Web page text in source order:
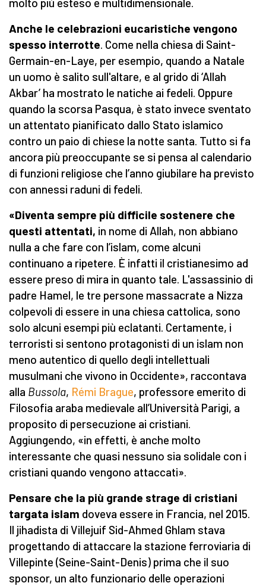
molto più esteso e multidimensionale.
Anche le celebrazioni eucaristiche vengono
spesso interrotte. Come nella chiesa di Saint-
Germain-en-Laye, per esempio, quando a Natale
un uomo è salito sull'altare, e al grido di ‘Allah
Akbar’ ha mostrato le natiche ai fedeli. Oppure
quando la scorsa Pasqua, è stato invece sventato
un attentato pianificato dallo Stato islamico
contro un paio di chiese la notte santa. Tutto si fa
ancora più preoccupante se si pensa al calendario
di funzioni religiose che l’anno giubilare ha previsto
con annessi raduni di fedeli.
«Diventa sempre più difficile sostenere che
questi attentati, in nome di Allah, non abbiano
nulla a che fare con l’islam, come alcuni
continuano a ripetere. È infatti il cristianesimo ad
essere preso di mira in quanto tale. L'assassinio di
padre Hamel, le tre persone massacrate a Nizza
colpevoli di essere in una chiesa cattolica, sono
solo alcuni esempi più eclatanti. Certamente, i
terroristi si sentono protagonisti di un islam non
meno autentico di quello degli intellettuali
musulmani che vivono in Occidente», raccontava
alla Bussola, Rémi Brague, professore emerito di
Filosofia araba medievale all’Università Parigi, a
proposito di persecuzione ai cristiani.
Aggiungendo, «in effetti, è anche molto
interessante che quasi nessuno sia solidale con i
cristiani quando vengono attaccati».
Pensare che la più grande strage di cristiani
targata islam doveva essere in Francia, nel 2015.
Il jihadista di Villejuif Sid-Ahmed Ghlam stava
progettando di attaccare la stazione ferroviaria di
Villepinte (Seine-Saint-Denis) prima che il suo
sponsor, un alto funzionario delle operazioni